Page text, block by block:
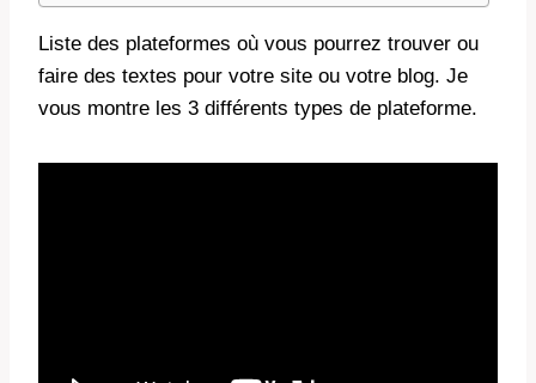
Liste des plateformes où vous pourrez trouver ou
faire des textes pour votre site ou votre blog. Je
vous montre les 3 différents types de plateforme.